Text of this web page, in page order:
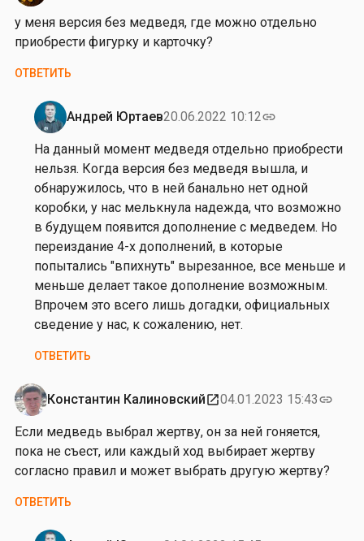
н
о
с
о
у меня версия без медведя, где можно отдельно
приобрести фигурку и карточку?
ОТВЕТИТЬ
Андрей Юртаев20.06.2022 10:12link
Ответ
на
от
Н
и
к
о
л
а
й
К
и
м
ц
е
в
На данный момент медведя отдельно приобрести
нельзя. Когда версия без медведя вышла, и
обнаружилось, что в ней банально нет одной
коробки, у нас мелькнула надежда, что возможно
в будущем появится дополнение с медведем. Но
переиздание 4-х дополнений, в которые
попытались "впихнуть" вырезанное, все меньше и
меньше делает такое дополнение возможным.
Впрочем это всего лишь догадки, официальных
сведение у нас, к сожалению, нет.
ОТВЕТИТЬ
Константин Калиновский open_in_new04.01.2023 15:43link
Если медведь выбрал жертву, он за ней гоняется,
пока не съест, или каждый ход выбирает жертву
согласно правил и может выбрать другую жертву?
ОТВЕТИТЬ